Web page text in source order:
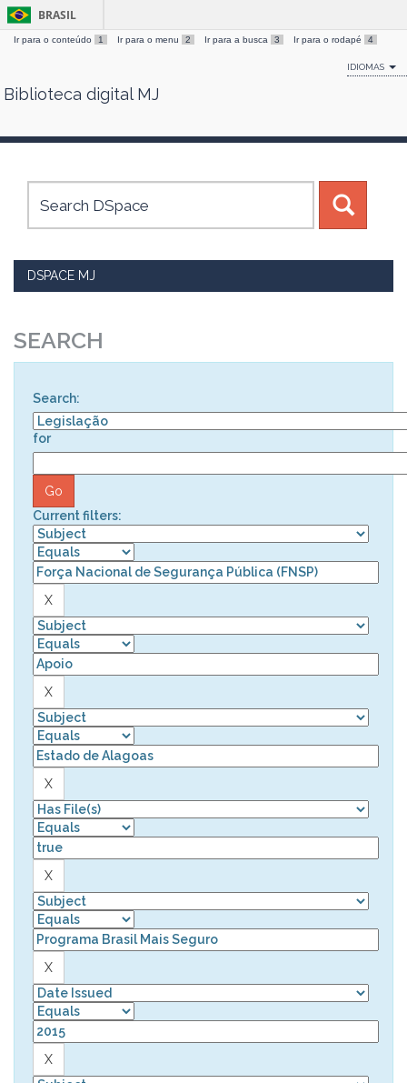
Skip
BRASIL
Ir para o conteúdo 1 Ir para o menu 2 Ir para a busca 3 Ir para o rodapé 4
IDIOMAS
Biblioteca digital MJ
DSPACE MJ
SEARCH
Search:
for
Current filters: